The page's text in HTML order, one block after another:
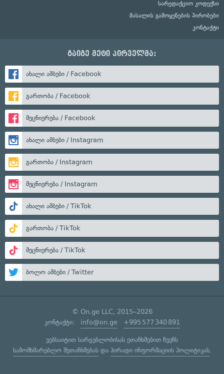
სარედაქციო კოდექსი
მასალის გამოყენების პირობები
კონტაქტი
გაიგე მეტი პირველმა:
ახალი ამბები / Facebook
გართობა / Facebook
მეცნიერება / Facebook
ახალი ამბები / Instagram
გართობა / Instagram
მეცნიერება / Instagram
ახალი ამბები / TikTok
გართობა / TikTok
მეცნიერება / TikTok
ბოლო ამბები / Twitter
© On.ge LLC, 2015–2026
კონტაქტი: info@on.ge +995 577 340 891
ვებსაიტით სარგებლობისას ეთანხმებით ჩვენს
სამომხმარებლო შეთანხმებასდა პირადი ინფორმაციის პოლიტიკას.